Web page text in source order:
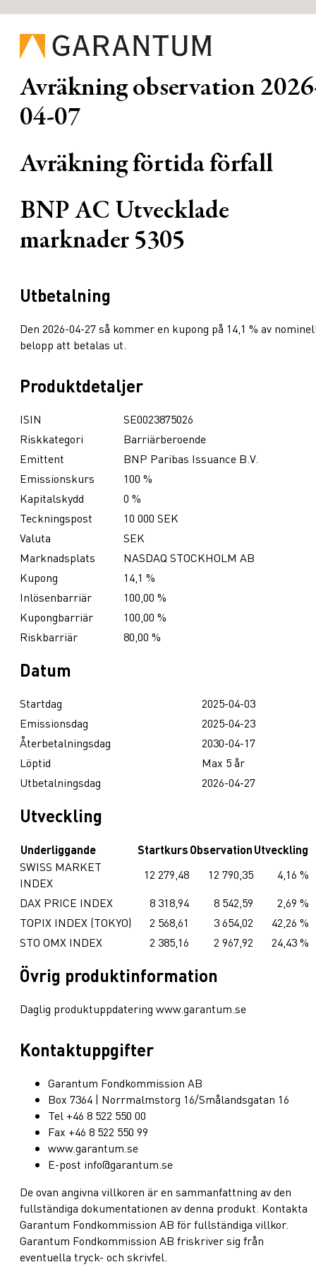
Avräkning observation
04-07
Avräkning förtida förfall
BNP AC Utvecklade
marknader 5305
Utbetalning
Den 2026-04-27 så kommer en kupong på 14,1 % av
belopp att betalas ut.
Produktdetaljer
ISIN
SE0023875026
Riskkategori
Barriärberoende
Emittent
BNP Paribas Issuance B.V.
Emissionskurs
100 %
Kapitalskydd
0 %
Teckningspost
10 000 SEK
Valuta
SEK
Marknadsplats
NASDAQ STOCKHOLM AB
Kupong
14,1 %
Inlösenbarriär
100,00 %
Kupongbarriär
100,00 %
Riskbarriär
80,00 %
Datum
Startdag
2025-04-03
Emissionsdag
2025-04-23
Återbetalningsdag
2030-04-17
Löptid
Max 5 år
Utbetalningsdag
2026-04-27
Utveckling
Underliggande StartkursObservationUtveckling
SWISS MARKET
INDEX
12 279,48 12 790,35
4,16 %
DAX PRICE INDEX
8 318,94 8 542,59
2,69 %
TOPIX INDEX (TOKYO)
2 568,61 3 654,02
42,26 %
STO OMX INDEX
2 385,16 2 967,92 24,43 %
Övrig produktinformation
Daglig produktuppdatering www.garantum.se
Kontaktuppgifter
Garantum Fondkommission AB
Box 7364 | Norrmalmstorg 16/Smålandsgatan 16
Tel +46 8 522 550 00
Fax +46 8 522 550 99
www.garantum.se
E-post info@garantum.se
De ovan angivna villkoren är en sammanfattning av den
fullständiga dokumentationen av denna produkt. Kontakta
Garantum Fondkommission AB för fullständiga villkor.
Garantum Fondkommission AB friskriver sig från
eventuella tryck- och skrivfel.